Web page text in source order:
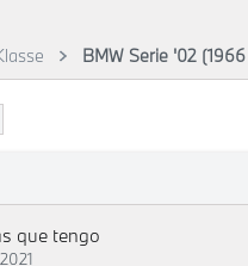
BMW Serie '02 (1966
que tengo